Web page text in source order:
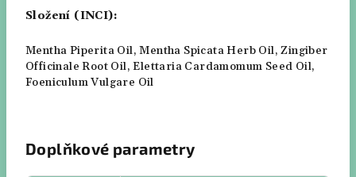
Složení (INCI):
Mentha Piperita Oil, Mentha Spicata Herb Oil, Zingiber
Officinale Root Oil, Elettaria Cardamomum Seed Oil,
Foeniculum Vulgare Oil
Doplňkové parametry